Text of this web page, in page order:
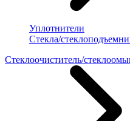
Уплотнители
Стекла/
Стеклоочиститель/